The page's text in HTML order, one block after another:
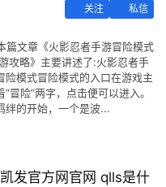
关注
私信
文章《火影忍者手游冒险模式
攻略》主要讲述了:火影忍者手
模式冒险模式的入口在游戏主
冒险”两字，点击便可以进入。
绊的开始，一个是波...
发官方网官网 qlls是什